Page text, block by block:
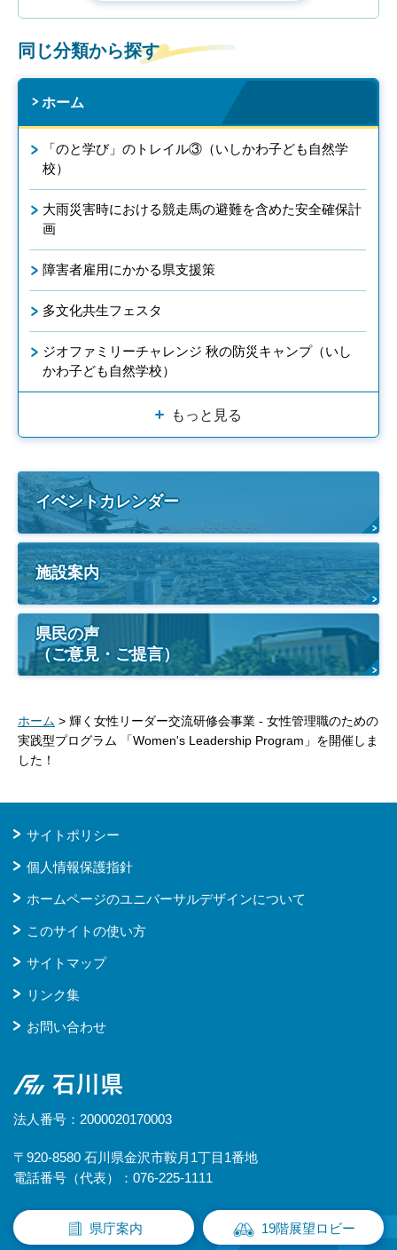
同じ分類から探す
ホーム
「のと学び」のトレイル③（いしかわ子ども自然学
校）
大雨災害時における競走馬の避難を含めた安全確保計
画
障害者雇用にかかる県支援策
多文化共生フェスタ
ジオファミリーチャレンジ 秋の防災キャンプ（いし
かわ子ども自然学校）
もっと見る
イベントカレンダー
施設案内
県民の声
（ご意見・ご提言）
ホーム > 輝く女性リーダー交流研修会事業 - 女性管理職のための
実践型プログラム 「Women's Leadership Program」を開催しま
した！
サイトポリシー
個人情報保護指針
ホームページのユニバーサルデザインについて
このサイトの使い方
サイトマップ
リンク集
お問い合わせ
石川県
法人番号：2000020170003
〒920-8580 石川県金沢市鞍月1丁目1番地
電話番号（代表）：076-225-1111
県庁案内 19階展望ロビー